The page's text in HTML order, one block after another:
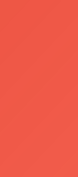
多新穎的創
傘結合了實
防水套傘保
傘和小折疊
性上勝出，